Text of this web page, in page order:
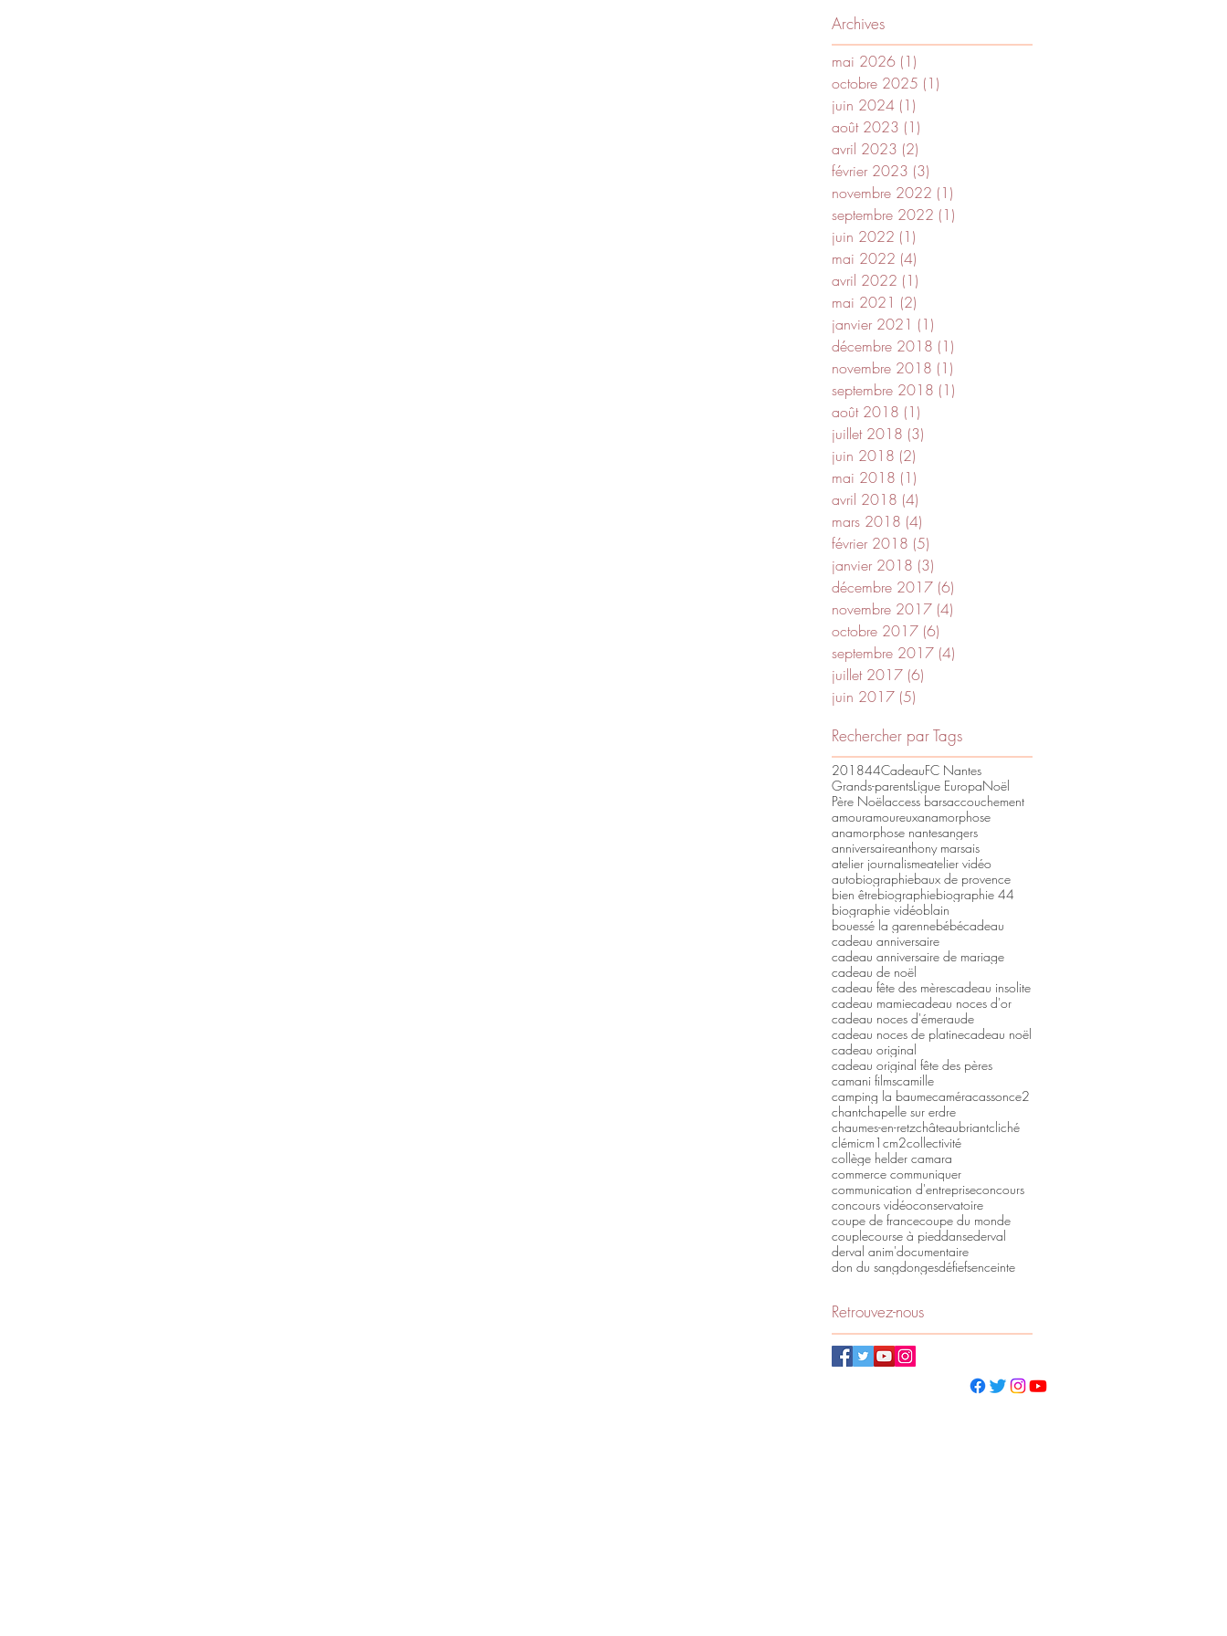
Archives
mai 2026 (1)
octobre 2025 (1)
juin 2024 (1)
août 2023 (1)
avril 2023 (2)
février 2023 (3)
novembre 2022 (1)
septembre 2022 (1)
juin 2022 (1)
mai 2022 (4)
avril 2022 (1)
mai 2021 (2)
janvier 2021 (1)
décembre 2018 (1)
novembre 2018 (1)
septembre 2018 (1)
août 2018 (1)
juillet 2018 (3)
juin 2018 (2)
mai 2018 (1)
avril 2018 (4)
mars 2018 (4)
février 2018 (5)
janvier 2018 (3)
décembre 2017 (6)
novembre 2017 (4)
octobre 2017 (6)
septembre 2017 (4)
juillet 2017 (6)
juin 2017 (5)
Rechercher par Tags
201844CadeauFC Nantes
Grands-parentsLigue EuropaNoël
Père Noëlaccess barsaccouchement
amouramoureuxanamorphose
anamorphose nantesangers
anniversaireanthony marsais
atelier journalismeatelier vidéo
autobiographiebaux de provence
bien êtrebiographiebiographie 44
biographie vidéoblain
bouessé la garennebébécadeau
cadeau anniversaire
cadeau anniversaire de mariage
cadeau de noël
cadeau fête des mèrescadeau insolite
cadeau mamiecadeau noces d'or
cadeau noces d'émeraude
cadeau noces de platinecadeau noël
cadeau original
cadeau original fête des pères
camani filmscamille
camping la baumecaméracassonce2
chantchapelle sur erdre
chaumes-en-retzchâteaubriantcliché
clémicm1 cm2collectivité
collège helder camara
commerce communiquer
communication d'entrepriseconcours
concours vidéoconservatoire
coupe de francecoupe du monde
couplecourse à pieddansederval
derval anim'documentaire
don du sangdongesdéfiefsenceinte
Retrouvez-nous